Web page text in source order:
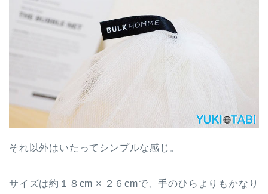
それ以外はいたってシンプルな感じ。
サイズは約１８cm × ２６cmで、手のひらよりもかなり